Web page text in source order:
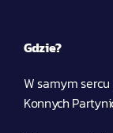
Gdzie?
W samym
Konnych